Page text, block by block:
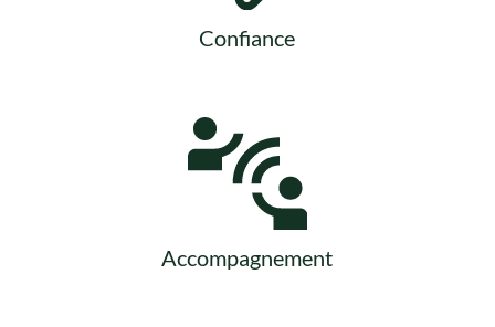
Confiance
Accompagnement